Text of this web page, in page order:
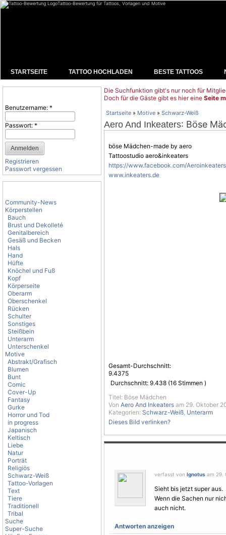
Tattoo-Bewertung für Tattoos, Vorlagen und Motive
STARTSEITE TATTOO HOCHLADEN BESTE TATTOOS
Benutzername: *
Passwort: *
Registrieren
Passwort vergessen
Community-News
Körperstellen
Bauch
Brust und Dekolleté
Genitalbereich
Gesäß und Becken
Hals
Hand
Hüfte
Knöchel und Fuß
Kopf
Körperseite
Oberarm
Oberschenkel
Rücken
Schulter
Sonstiges
Steißbein
Unterarm
Unterschenkel
Motive
Abstrakt/Grafisch
Blumen
Bunt
Comic
Cover-Up
Fantasy
Gurke
Horror und Tod
in progress
Japanisch
Keltisch
Liebe
Natur
Porträt
Religiös
Schwarz-Weiß
Tattoo-Vorlagen
Text
Tiere
Traditionell
Tribal
Suche
Super-Suche
Die Suchfunktion gibt's nur noch für
Doch für die Gäste gibt es hier eine Seite
Startseite » Motive » Schwarz-Weiß
Aero And Inkeaters: Böse
böse Mädchen-made by aero
Tattoostudio aero&inkeaters
https://www.facebook.com/
www.inkeaters.de
Gesamt-Durchschnitt:
9.4375
Durchschnitt: 9.438 (16 Stimmen )
Titel: Böse Mädchen
Von Aero And Inkeaters am 29. Oktober
Kategorien: Schwarz-Weiß, Unterarm
Dieses Bild verlinken?
verfasst von Ignotus am 29.
Sieht bis jetzt super aus.
Wenn die Sachen nur
auch nicht.
Antworten anzeigen